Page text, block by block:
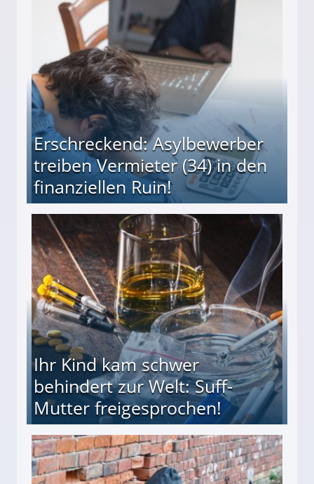
Erschreckend: Asylbewerber
treiben Vermieter (34) in den
finanziellen Ruin!
(34) in den finanziellen Ruin!
Ihr Kind kam schwer
behindert zur Welt: Suff-
Mutter freigesprochen!
Mutter freigesprochen!